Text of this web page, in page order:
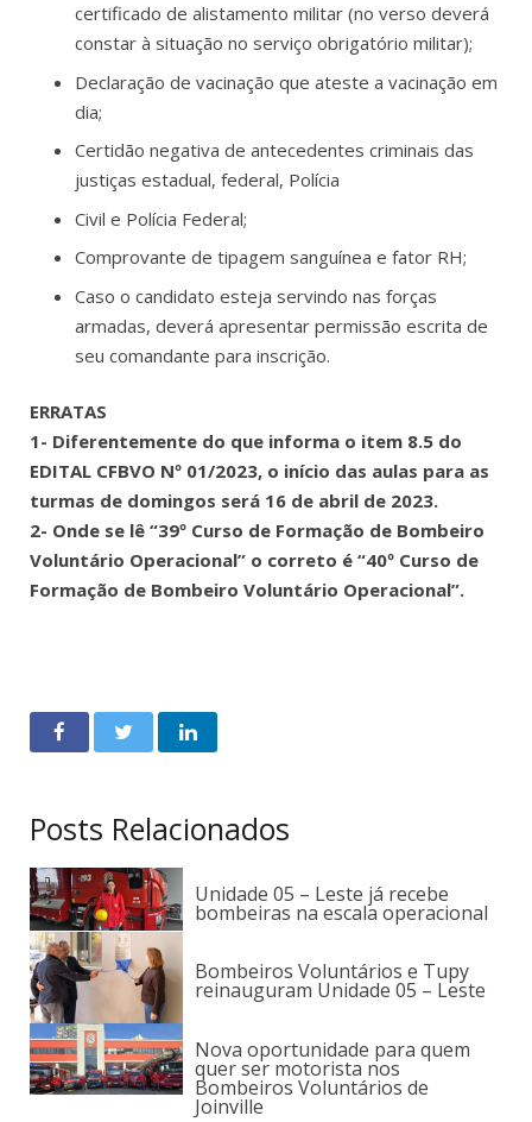
certificado de alistamento militar (no verso deverá
constar à situação no serviço obrigatório militar);
Declaração de vacinação que ateste a vacinação em
dia;
Certidão negativa de antecedentes criminais das
justiças estadual, federal, Polícia
Civil e Polícia Federal;
Comprovante de tipagem sanguínea e fator RH;
Caso o candidato esteja servindo nas forças
armadas, deverá apresentar permissão escrita de
seu comandante para inscrição.
ERRATAS
1- Diferentemente do que informa o item 8.5 do
EDITAL CFBVO Nº 01/2023, o início das aulas para as
turmas de domingos será 16 de abril de 2023.
2- Onde se lê “39º Curso de Formação de Bombeiro
Voluntário Operacional” o correto é “40º Curso de
Formação de Bombeiro Voluntário Operacional”.
Posts Relacionados
Unidade 05 – Leste já recebe
bombeiras na escala operacional
Bombeiros Voluntários e Tupy
reinauguram Unidade 05 – Leste
Nova oportunidade para quem
quer ser motorista nos
Bombeiros Voluntários de
Joinville